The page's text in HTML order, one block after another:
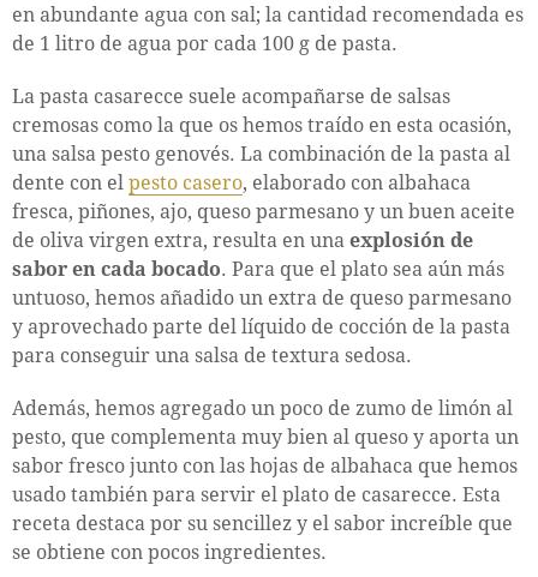
en abundante agua con sal; la cantidad recomendada es
de 1 litro de agua por cada 100 g de pasta.
La pasta casarecce suele acompañarse de salsas
cremosas como la que os hemos traído en esta ocasión,
una salsa pesto genovés. La combinación de la pasta al
dente con el pesto casero, elaborado con albahaca
fresca, piñones, ajo, queso parmesano y un buen aceite
de oliva virgen extra, resulta en una explosión de
sabor en cada bocado. Para que el plato sea aún más
untuoso, hemos añadido un extra de queso parmesano
y aprovechado parte del líquido de cocción de la pasta
para conseguir una salsa de textura sedosa.
Además, hemos agregado un poco de zumo de limón al
pesto, que complementa muy bien al queso y aporta un
sabor fresco junto con las hojas de albahaca que hemos
usado también para servir el plato de casarecce. Esta
receta destaca por su sencillez y el sabor increíble que
se obtiene con pocos ingredientes.